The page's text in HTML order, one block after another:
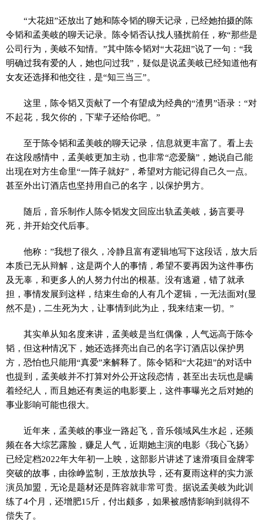
“大花妞”还放出了她和陈令韬的聊天记录，已经她拍摄的陈
令韬和孟美岐的聊天记录。陈令韬否认找人骚扰前任，称“那些是
公司行为，美岐不知情。”其中陈令韬对“大花妞”说了一句：“我
明确过我有爱的人，她也问过我”，疑似是说孟美岐已经知道他有
女友还选择和他交往，是“知三当三”。
这里，陈令韬又贡献了一个有望成为经典的“渣男”语录：“对
不起花，我欠你的，下辈子还给你吧。”
至于陈令韬和孟美岐的聊天记录，信息就更丰富了。看上去
在这段感情中，孟美岐更加主动，也非常“恋爱脑”，她说自己能
出现在对方生命里“一阵子就好”，希望对方能记得自己久一点。
甚至外出订酒店也坚持用自己的名字，以保护男方。
随后，音乐制作人陈令韬发文回应出轨孟美岐，扬言要寻
死，并开始交代后事。
他称：”我想了很久，冷静且富有逻辑地写下这段话，放大后
本质已无从辩解，这是两个人的事情，希望不要再因为这件事伤
及无辜，和更多人的人努力付出的根基。没有逃避，错了就承
担，事情发展到这样，结束生命的人有几个逻辑，一无法面对(显
然不是)，二生死为大，让事情到此为止，我来结束一切。”
其实单从知名度来讲，孟美岐是当红偶像，人气远高于陈令
韬，但这种情况下，她还选择亮出自己的名字订酒店以保护男
方，恐怕也只能用“真爱”来解释了。陈令韬和“大花妞”的对话中
也提到，孟美岐并不打算对外公开这段恋情，甚至出去玩也是瞒
着经纪人，而且她还有奥运的电影要上，这件事曝光之后对她的
事业影响可能也很大。
近年来，孟美岐的事业一路起飞，音乐领域风生水起，还频
频在各大综艺露脸，赚足人气，近期她主演的电影《我心飞扬》
已经定档2022年大年初一上映，这部影片讲述了速滑项目金牌零
突破的故事，由徐峥监制，王放放执导，还有夏雨这样的实力派
演员加盟，无论是题材还是阵容就非常可贵。据说孟美岐为此训
练了4个月，还增肥15斤，付出颇多，如果被感情影响到就得不
偿失了。